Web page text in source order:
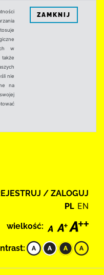
w
nie
na
ZAMKNIJ
/ ZALOGUJ
PL EN
wielkość: